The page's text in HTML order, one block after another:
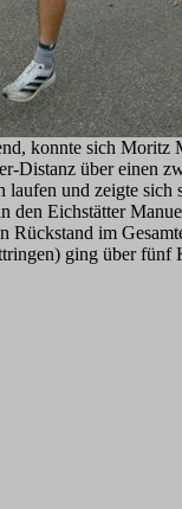
konnte sich
Distanz über einen
laufen und zeigte
den Eichstätter
Rückstand im
ging über fünf